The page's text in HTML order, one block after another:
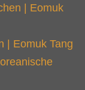
| Eomuk
| Eomuk Tang